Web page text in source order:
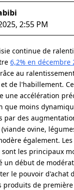
2:55 PM
continue de
6,2% en décembre
au
de l'habillement.
une accélération
que moins
par des
ovine,
également.
sont les principaux
un début de
le pouvoir d'achat
produits de première